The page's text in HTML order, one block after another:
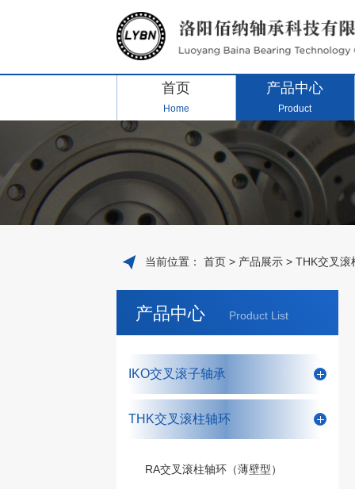
首页
Home
产品中心
Product
当前位置： 首页> 产品展示> THK交叉滚
产品中心 Product List
IKO交叉滚子轴承
THK交叉滚柱轴环
RA交叉滚柱轴环（薄壁型）